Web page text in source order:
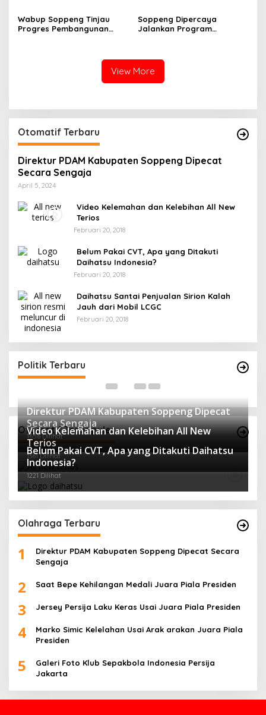
Wabup Soppeng Tinjau
Progres Pembangunan
Soppeng Dipercaya
Jalankan Program
View More
Otomatif Terbaru
Direktur PDAM Kabupaten Soppeng Dipecat
Secara Sengaja
April 5, 2024
Video Kelemahan dan Kelebihan All New
Terios
Februari 20, 2018
Belum Pakai CVT, Apa yang Ditakuti
Daihatsu Indonesia?
Februari 20, 2018
Daihatsu Santai Penjualan Sirion Kalah
Jauh dari Mobil LCGC
Februari 20, 2018
Politik Terbaru
masyarakat di warkop madaha tajjuncu
Di Politik | Agustus 2, 2024
Otomotif Terpopuler
Direktur PDAM Kabupaten Soppeng Dipecat
Secara Sengaja
1656 Dilihat
Video Kelemahan dan Kelebihan All New
Terios
1361 Dilihat
Belum Pakai CVT, Apa yang Ditakuti Daihatsu
Indonesia?
1221 Dilihat
Olahraga Terbaru
1
Direktur PDAM Kabupaten Soppeng Dipecat Secara
Sengaja
2 Saat Bepe Kehilangan Medali Juara Piala Presiden
3 Jersey Persija Laku Keras Usai Juara Piala Presiden
4
Marko Simic Kelelahan Usai Arak arakan Juara Piala
Presiden
5
Galeri Foto Klub Sepakbola Indonesia Persija
Jakarta